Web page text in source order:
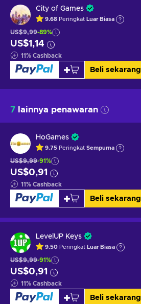
City of Games
9.68 Peringkat Luar Biasa
US$9,99-89%
US$1,14
11% Cashback
Beli sekarang
7 lainnya penawaran
HoGames
9.75 Peringkat Sempurna
US$9,99-91%
US$0,91
11% Cashback
Beli sekarang
LevelUP Keys
9.50 Peringkat Luar Biasa
US$9,99-91%
US$0,91
11% Cashback
Beli sekarang